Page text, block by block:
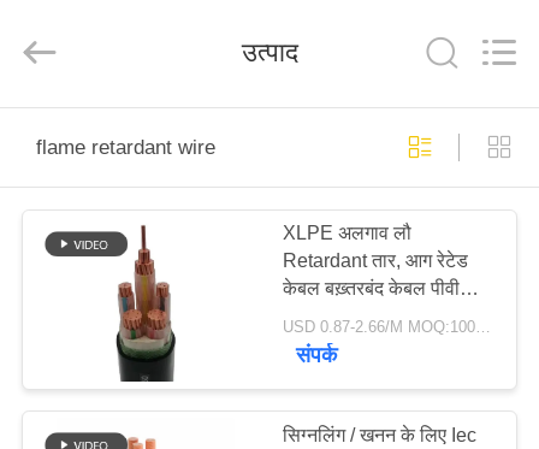
उत्पादों
बारे
Yilan
Cable
All
उत्पाद
flame retardant wire
XLPE अलगाव लौ
Retardant तार, आग रेटेड
केबल बख़्तरबंद केबल पीवीसी
जैकेट
USD 0.87-2.66/M MOQ:100 मीटर
संपर्क
सिग्नलिंग / खनन के लिए Iec